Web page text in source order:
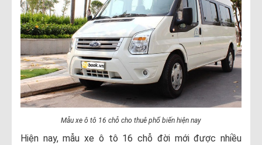
Mẫu xe ô tô 16 chỗ cho thuê phổ biến hiện nay
Hiện nay, mẫu xe ô tô 16 chỗ đời mới được nhiều